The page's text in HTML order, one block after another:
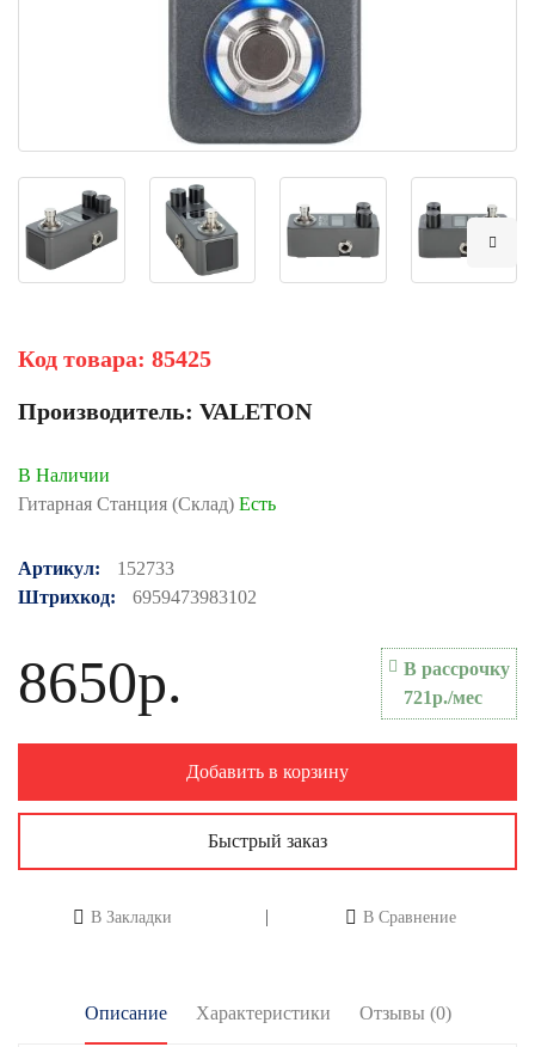
Код товара: 85425
Производитель: VALETON
В Наличии
Гитарная Станция (Склад) Есть
Артикул:
152733
Штрихкод:
6959473983102
8650р.
В рассрочку
721р./мес
Добавить в корзину
Быстрый заказ
В Закладки В Сравнение
Описание Характеристики Отзывы (0)